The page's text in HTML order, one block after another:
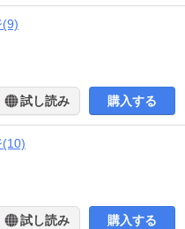
(9)
試し読み 購入する
(10)
試し読み 購入する